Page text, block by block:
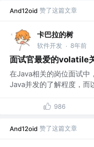
And12oid 赞了这篇文章
卡巴拉的树
软件开发 · 8年前
面试官最爱的volatile
在Java相关的岗位面试中
Java并发的了解程度，而
986
And12oid 赞了这篇文章